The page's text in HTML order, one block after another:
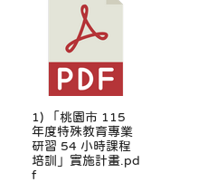
1) 「桃園市 115
年度特殊教育專業
研習 54 小時課程
培訓」實施計畫.pd
f